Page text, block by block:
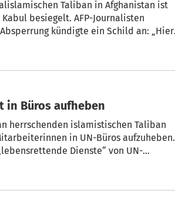
Taliban in Afghanistan ist
besiegelt. AFP-Journalisten
kündigte ein Schild an: „Hier
in Büros aufheben
herrschenden islamistischen Taliban
in UN-Büros aufzuheben.
Dienste“ von UN-